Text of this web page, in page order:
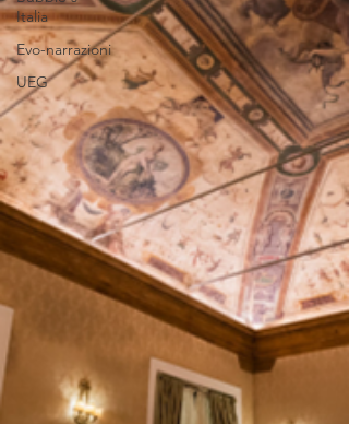
Italia
Evo-narrazioni
UEG